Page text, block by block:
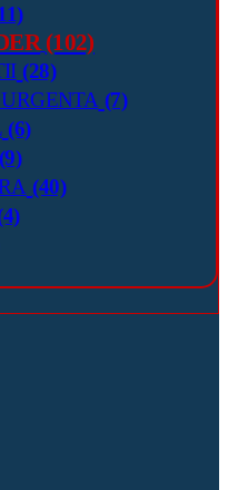
(102)
(28)
(7)
(6)
(9)
(40)